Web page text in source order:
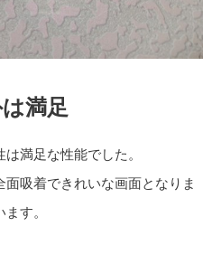
満足
満足な性能でした。
吸着できれいな画面となりま
す。